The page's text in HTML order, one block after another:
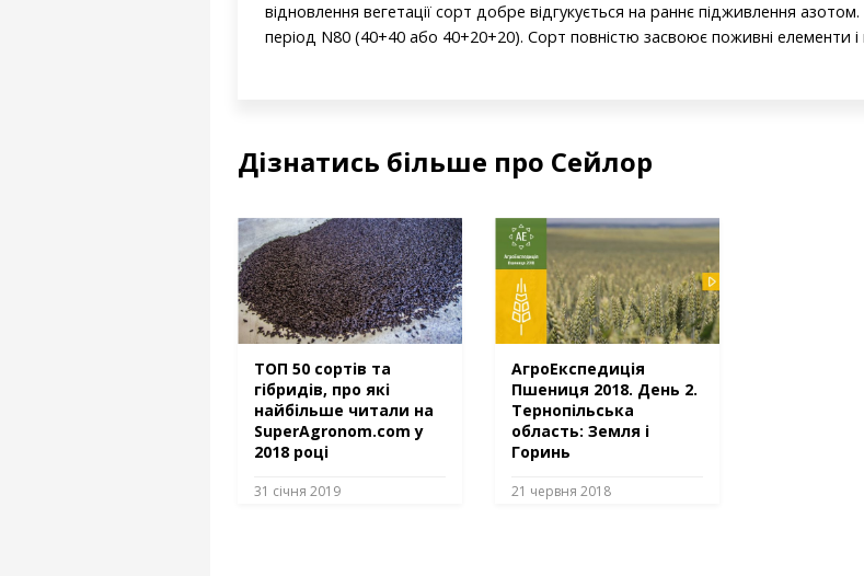
відновлення вегетації сорт добре відгукується на раннє підживлення
період N80 (40+40 або 40+20+20). Сорт повністю засвоює поживні елементи
Дізнатись більше про Сейлор
ТОП 50 сортів та
гібридів, про які
найбільше читали на
SuperAgronom.com у
2018 році
31 січня 2019
АгроЕкспедиція
Пшениця 2018. День 2.
Тернопільська
область: Земля і
Горинь
21 червня 2018